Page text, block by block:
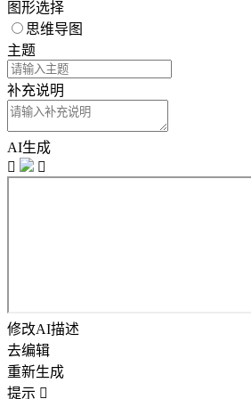
图形选择
思维导图
主题
补充说明
AI生成


修改AI描述
去编辑
重新生成
提示 